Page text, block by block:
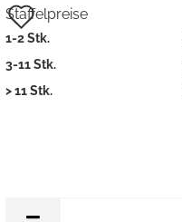
Auf
den
Merkzettel
Staffelpreise
1-2 Stk.
3-11 Stk.
> 11 Stk.